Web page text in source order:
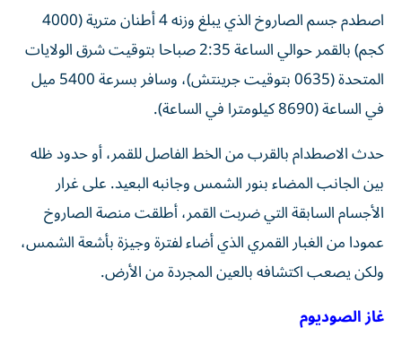
اصطدم جسم الصاروخ الذي يبلغ وزنه 4 أطنان مترية (4000
كجم) بالقمر حوالي الساعة 2:35 صباحا بتوقيت شرق الولايات
المتحدة (0635 بتوقيت جرينتش)، وسافر بسرعة 5400 ميل
في الساعة (8690 كيلومترا في الساعة).
حدث الاصطدام بالقرب من الخط الفاصل للقمر، أو حدود ظله
بين الجانب المضاء بنور الشمس وجانبه البعيد. على غرار
الأجسام السابقة التي ضربت القمر، أطلقت منصة الصاروخ
عمودا من الغبار القمري الذي أضاء لفترة وجيزة بأشعة الشمس،
ولكن يصعب اكتشافه بالعين المجردة من الأرض.
غاز الصوديوم